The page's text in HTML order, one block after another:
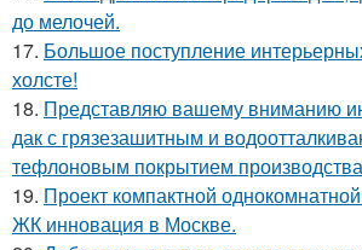
до мелочей.
17. Большое поступление
холсте!
18. Представляю вашему вниманию
дак с грязезашитным и
тефлоновым покрытием
19. Проект компактной
ЖК инновация в Москве.